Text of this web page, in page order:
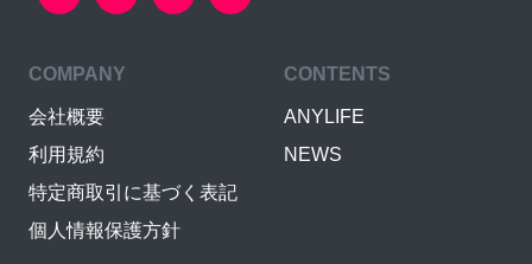
COMPANY
会社概要
利用規約
特定商取引に基づく表記
個人情報保護方針
CONTENTS
ANYLIFE
NEWS